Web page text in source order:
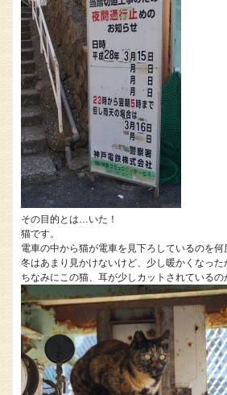
その目的とは…いた！
猫です。
電車の中から猫が電車を見下ろしているのを
冬はあまり見かけないけど、少し暖かくなっ
ちなみにこの猫、耳が少しカットされているの